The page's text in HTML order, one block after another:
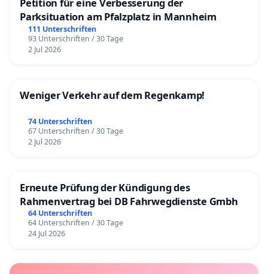
Parksituation am Pfalzplatz in Mannheim
111 Unterschriften
93 Unterschriften / 30 Tage
2 Jul 2026
Weniger Verkehr auf dem Regenkamp!
74 Unterschriften
67 Unterschriften / 30 Tage
2 Jul 2026
Erneute Prüfung der Kündigung des
Rahmenvertrag bei DB Fahrwegdienste Gmbh
64 Unterschriften
64 Unterschriften / 30 Tage
24 Jul 2026